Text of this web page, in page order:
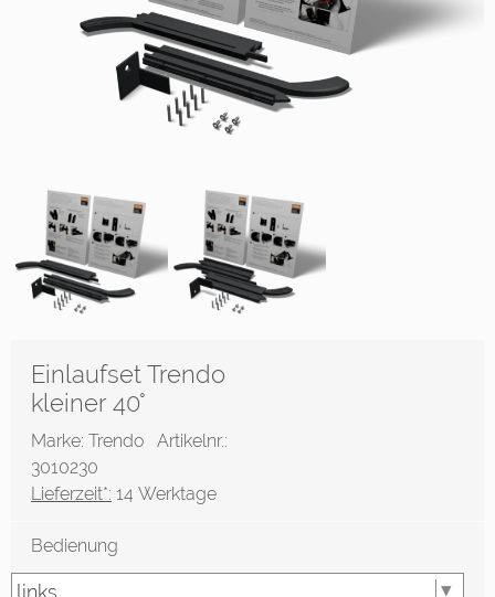
Einlaufset Trendo
kleiner 40°
Marke: Trendo Artikelnr.:
3010230
Lieferzeit*: 14 Werktage
Bedienung